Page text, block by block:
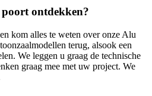
ontdekken?
kom alles te weten over onze Alu
terug, alsook een
We leggen u graag de technische
graag mee met uw project. We